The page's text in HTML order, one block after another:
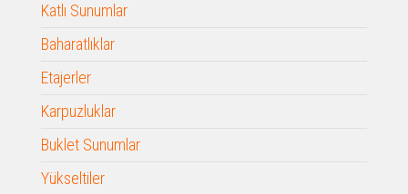
Katlı Sunumlar
Baharatlıklar
Etajerler
Karpuzluklar
Buklet Sunumlar
Yükseltiler